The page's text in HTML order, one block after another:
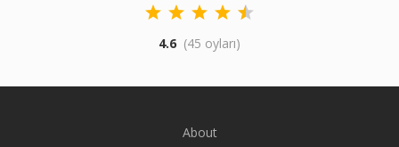
4.6 (45 oyları)
About